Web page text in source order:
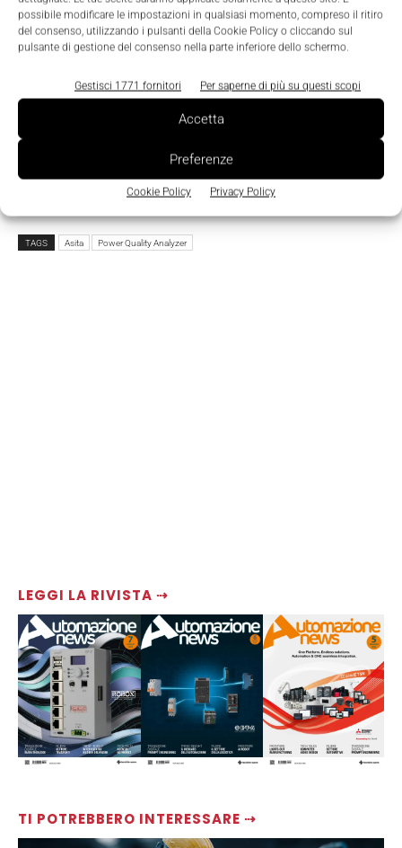
possibile modificare le impostazioni in qualsiasi momento, compreso il ritiro
del consenso, utilizzando i pulsanti della Cookie Policy o cliccando sul
pulsante di gestione del consenso nella parte inferiore dello schermo.
Gestisci 1771 fornitori Per saperne di più su questi scopi
Accetta
Preferenze
Cookie Policy Privacy Policy
LEGGI LA RIVISTA ⇢
TI POTREBBERO INTERESSARE ⇢
do il consenso al trattamento dei dati da parte di
TAGS Asita Power Quality Analyzer